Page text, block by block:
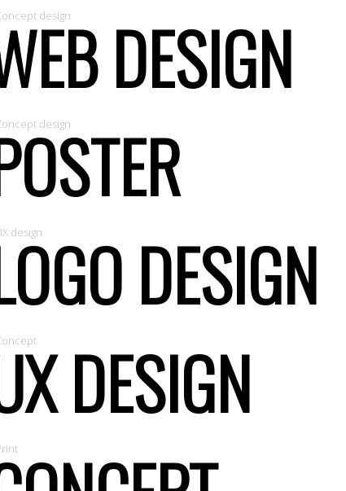
design DESIGN
design
design DESIGN
DESIGN